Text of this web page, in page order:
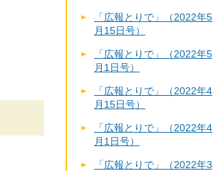
「広報とりで」（2022年5
月15日号）
「広報とりで」（2022年5
月1日号）
「広報とりで」（2022年4
月15日号）
「広報とりで」（2022年4
月1日号）
「広報とりで」（2022年3